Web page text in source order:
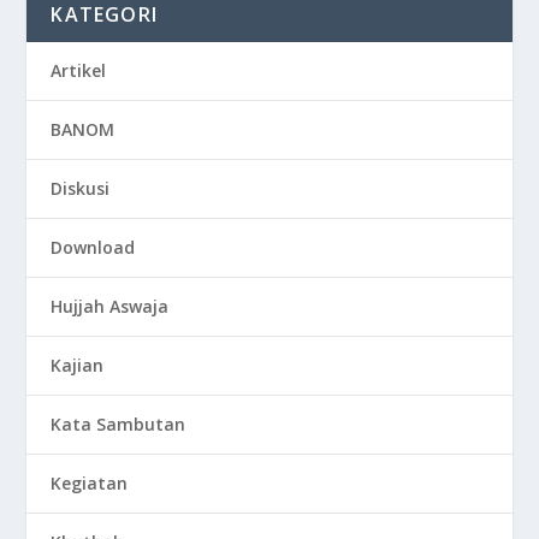
KATEGORI
Artikel
BANOM
Diskusi
Download
Hujjah Aswaja
Kajian
Kata Sambutan
Kegiatan